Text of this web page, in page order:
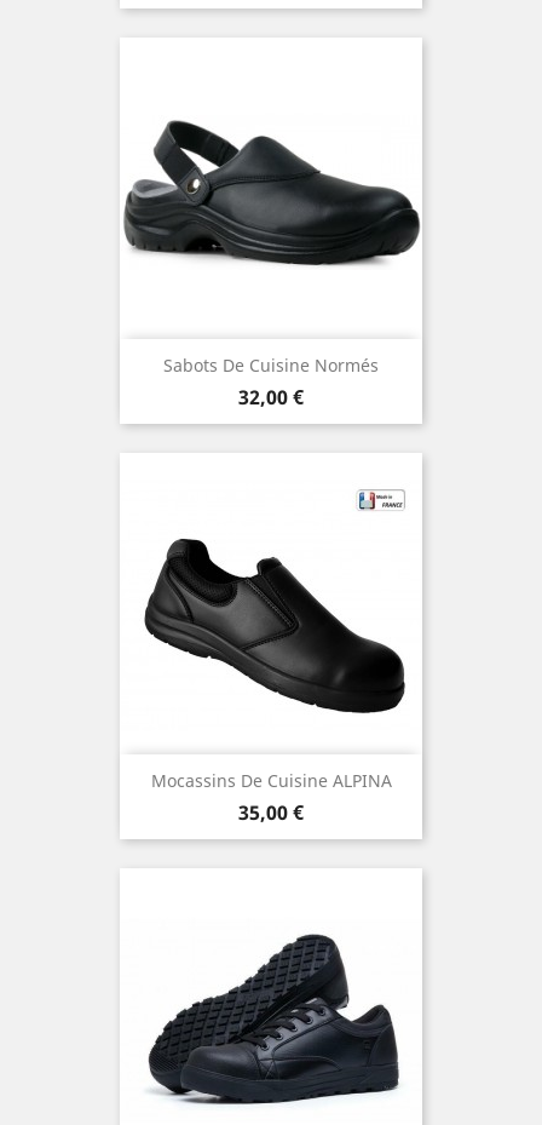
Sabots De Cuisine Normés
Prix
32,00 €
Mocassins De Cuisine ALPINA
Prix
35,00 €